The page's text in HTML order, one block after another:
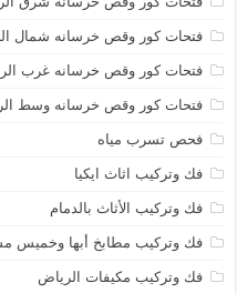
فتحات كور وقص خرسانه شمال
فتحات كور وقص خرسانه غرب
فتحات كور وقص خرسانه وسط
فحص تسرب مياه
فك وتركيب اثاث ايكيا
فك وتركيب الأثاث بالدمام
فك وتركيب مطابخ أبها وخميس
فك وتركيب مكيفات الرياض